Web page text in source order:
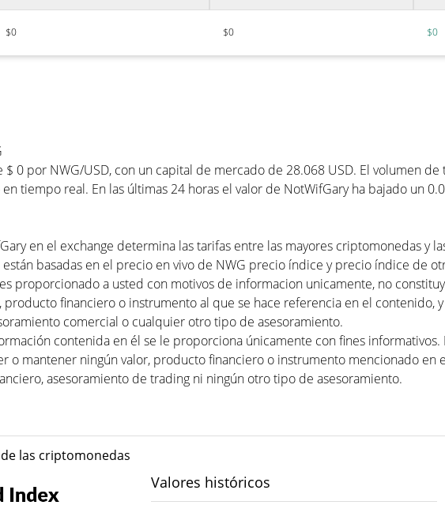
$0 $0 $0
0 por NWG/USD, con un capital de mercado de 28.068 USD. El volumen
tiempo real. En las últimas 24 horas el valor de NotWifGary ha bajado un
en el exchange determina las tarifas entre las mayores criptomonedas y
están basadas en el precio en vivo de NWG precio índice y precio índice de
proporcionado a usted con motivos de informacion unicamente, no
financiero o instrumento al que se hace referencia en el contenido,
comercial o cualquier otro tipo de asesoramiento.
contenida en él se le proporciona únicamente con fines
o mantener ningún valor, producto financiero o instrumento mencionado en
asesoramiento de trading ni ningún otro tipo de asesoramiento.
las criptomonedas
Valores históricos